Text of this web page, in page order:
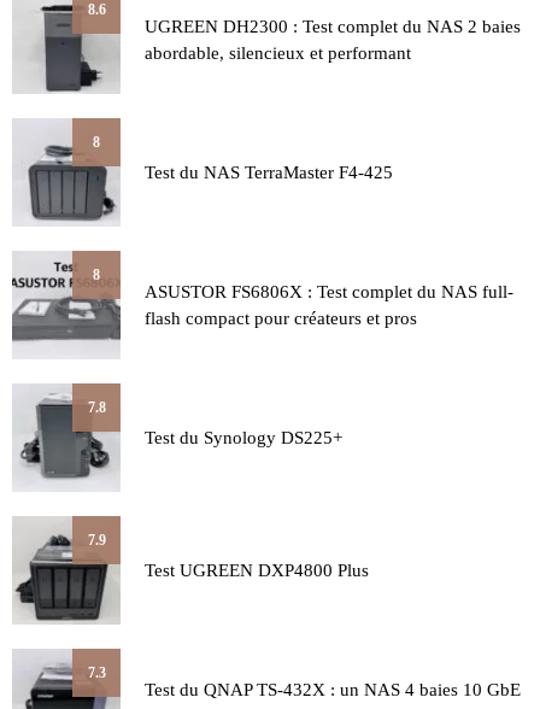
8.6
UGREEN DH2300 : Test complet du NAS 2 baies
abordable, silencieux et performant
8
Test du NAS TerraMaster F4-425
8
ASUSTOR FS6806X : Test complet du NAS full-
flash compact pour créateurs et pros
7.8
Test du Synology DS225+
7.9
Test UGREEN DXP4800 Plus
7.3
Test du QNAP TS-432X : un NAS 4 baies 10 GbE